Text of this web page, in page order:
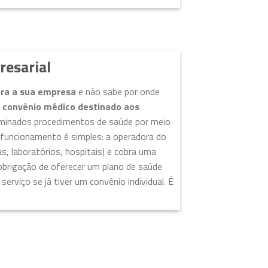
a sua empresa e não sabe por onde
convênio médico destinado aos
procedimentos de saúde por meio
é simples: a operadora do
laboratórios, hospitais) e cobra uma
de oferecer um plano de saúde
se já tiver um convênio individual. É